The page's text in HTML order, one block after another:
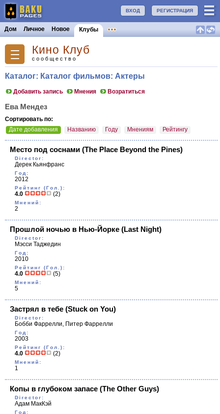
РЕГИСТРАЦИЯ
ВХОД
Дом Личное Новое Клубы
Кино Клуб
сообщество
Каталог: Каталог фильмов: Актеры
Добавить запись Мнения Возратиться
Ева Мендез
Сортировать по:
Дате добавления
Названию Году Мнениям Рейтингу
Место под соснами (The Place Beyond the Pines)
Director:
Дерек Кьянфранс
Год:
2012
Рейтинг (Гол.):
4.0 (2)
Мнений:
2
Прошлой ночью в Нью-Йорке (Last Night)
Director:
Мэсси Таджедин
Год:
2010
Рейтинг (Гол.):
4.0 (5)
Мнений:
5
Застрял в тебе (Stuck on You)
Director:
Бобби Фаррелли, Питер Фаррелли
Год:
2003
Рейтинг (Гол.):
4.0 (2)
Мнений:
1
Копы в глубоком запасе (The Other Guys)
Director:
Адам МакКэй
Год: